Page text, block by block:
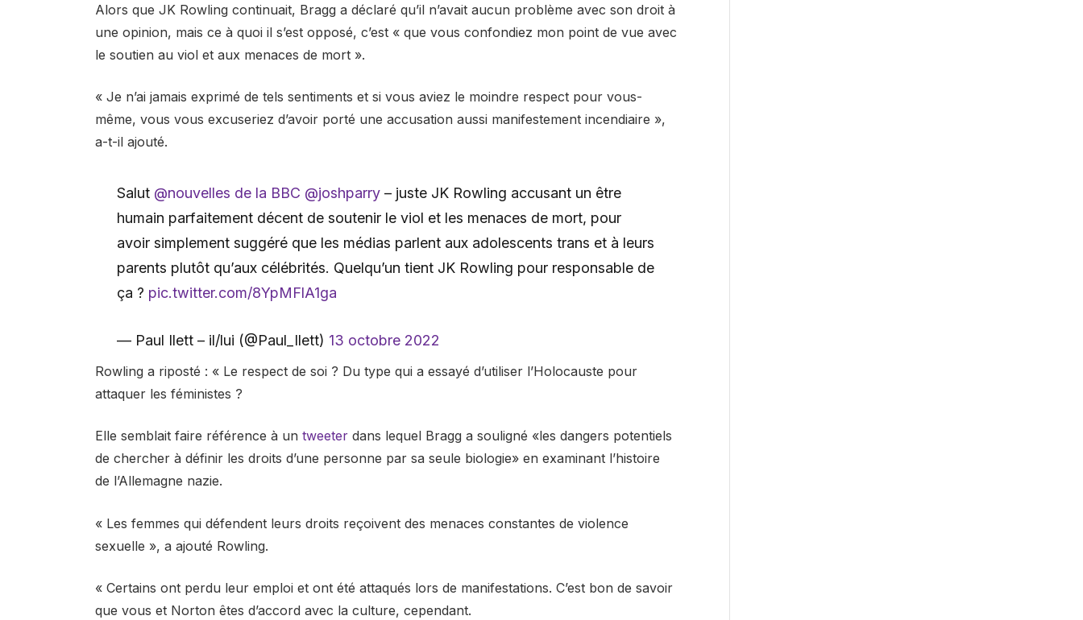
Alors que JK Rowling continuait, Bragg a déclaré qu’il n’avait aucun problème avec son droit à
une opinion, mais ce à quoi il s’est opposé, c’est « que vous confondiez mon point de vue avec
le soutien au viol et aux menaces de mort ».
« Je n’ai jamais exprimé de tels sentiments et si vous aviez le moindre respect pour vous-
même, vous vous excuseriez d’avoir porté une accusation aussi manifestement incendiaire »,
a-t-il ajouté.
Salut @nouvelles de la BBC @joshparry– juste JK Rowling accusant un être
humain parfaitement décent de soutenir le viol et les menaces de mort, pour
avoir simplement suggéré que les médias parlent aux adolescents trans et à leurs
parents plutôt qu’aux célébrités. Quelqu’un tient JK Rowling pour responsable de
ça ? pic.twitter.com/8YpMFlA1ga
— Paul Ilett – il/lui (@Paul_Ilett) 13 octobre 2022
Rowling a riposté : « Le respect de soi ? Du type qui a essayé d’utiliser l’Holocauste pour
attaquer les féministes ?
Elle semblait faire référence à un tweeterdans lequel Bragg a souligné «les dangers potentiels
de chercher à définir les droits d’une personne par sa seule biologie» en examinant l’histoire
de l’Allemagne nazie.
« Les femmes qui défendent leurs droits reçoivent des menaces constantes de violence
sexuelle », a ajouté Rowling.
« Certains ont perdu leur emploi et ont été attaqués lors de manifestations. C’est bon de savoir
que vous et Norton êtes d’accord avec la culture, cependant.